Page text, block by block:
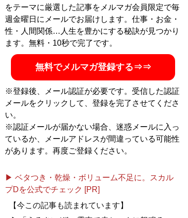
をテーマに厳選した記事をメルマガ会員限定で毎
週金曜日にメールでお届けします。仕事・お金・
性・人間関係…人生を豊かにする秘訣が見つかり
ます。無料・10秒で完了です。
無料でメルマガ登録する⇒⇒
※登録後、メール認証が必要です。受信した認証
メールをクリックして、登録を完了させてくださ
い。
※認証メールが届かない場合、迷惑メールに入っ
ているか、メールアドレスが間違っている可能性
があります。再度ご登録ください。
▶ ベタつき・乾燥・ボリューム不足に。スカル
プDを公式でチェック [PR]
【今この記事も読まれています】